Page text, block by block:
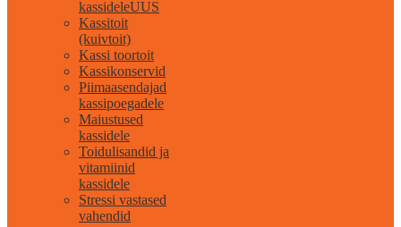
kassideleUUS
Kassitoit
(kuivtoit)
Kassi toortoit
Kassikonservid
Piimaasendajad
kassipoegadele
Maiustused
kassidele
Toidulisandid ja
vitamiinid
kassidele
Stressi vastased
vahendid